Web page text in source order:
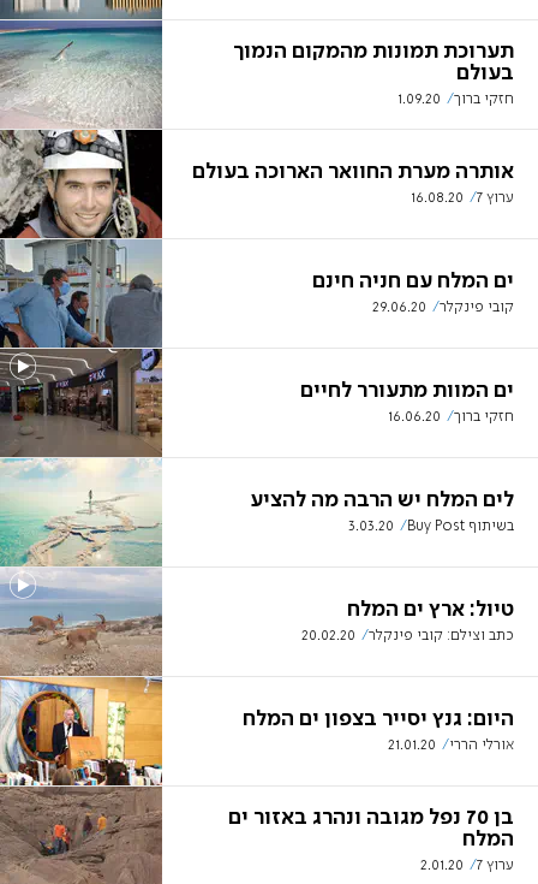
תערוכת תמונות מהמקום הנמוך
בעולם
חזקי ברוך 1.09.20
אותרה מערת החוואר הארוכה בעולם
ערוץ 7 16.08.20
ים המלח עם חניה חינם
קובי פינקלר 29.06.20
ים המוות מתעורר לחיים
חזקי ברוך 16.06.20
לים המלח יש הרבה מה להציע
בשיתוף Buy Post 3.03.20
טיול: ארץ ים המלח
כתב וצילם: קובי פינקלר 20.02.20
היום: גנץ יסייר בצפון ים המלח
אורלי הררי 21.01.20
בן 70 נפל מגובה ונהרג באזור ים
המלח
ערוץ 7 2.01.20